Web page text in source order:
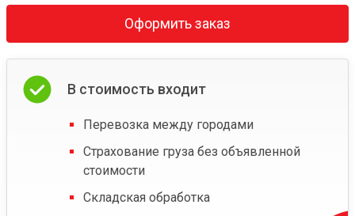
Оформить заказ
В стоимость входит
Перевозка между городами
Страхование груза без объявленной
стоимости
Складская обработка